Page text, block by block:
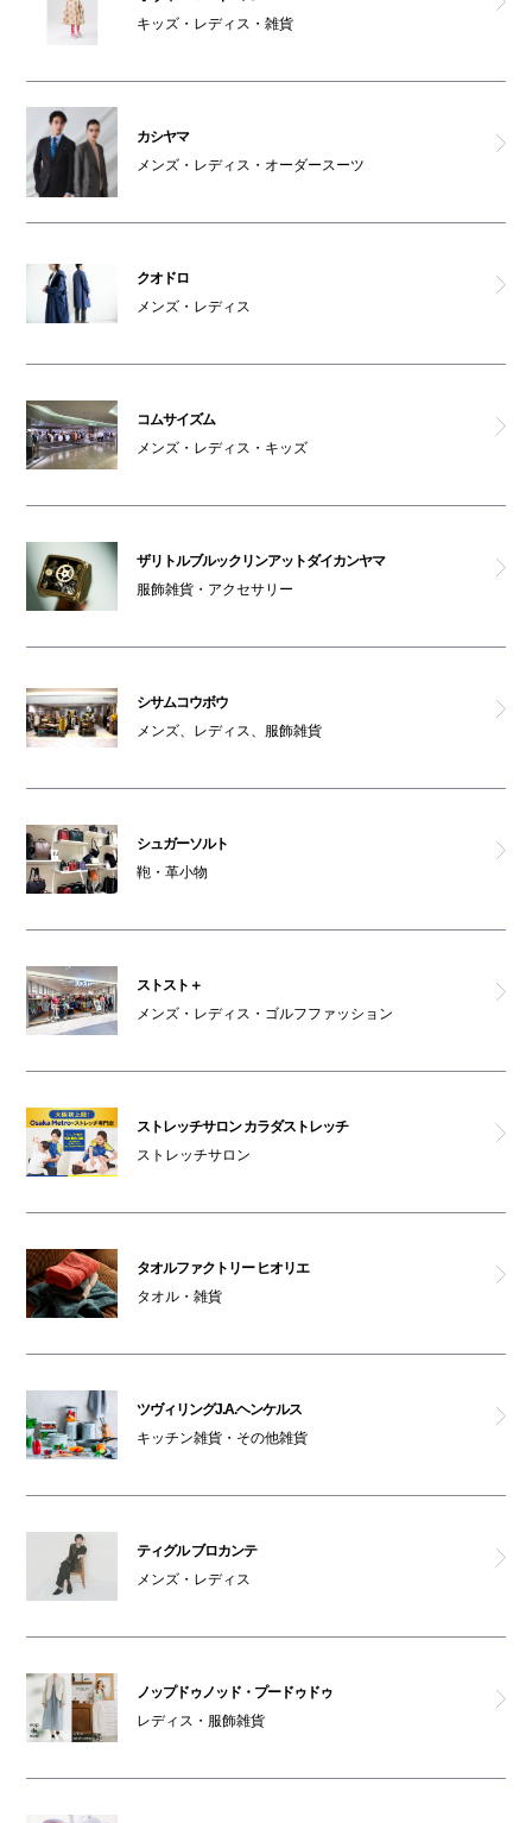
キッズ・レディス・雑貨
カシヤマ
メンズ・レディス・オーダースーツ
クオドロ
メンズ・レディス
コムサイズム
メンズ・レディス・キッズ
ザリトルブルックリンアットダイカンヤマ
服飾雑貨・アクセサリー
シサムコウボウ
メンズ、レディス、服飾雑貨
シュガーソルト
鞄・革小物
ストスト＋
メンズ・レディス・ゴルフファッション
ストレッチサロン カラダストレッチ
ストレッチサロン
タオルファクトリー ヒオリエ
タオル・雑貨
ツヴィリングJ.A.ヘンケルス
キッチン雑貨・その他雑貨
ティグル ブロカンテ
メンズ・レディス
ノップドゥノッド・プードゥドゥ
レディス・服飾雑貨